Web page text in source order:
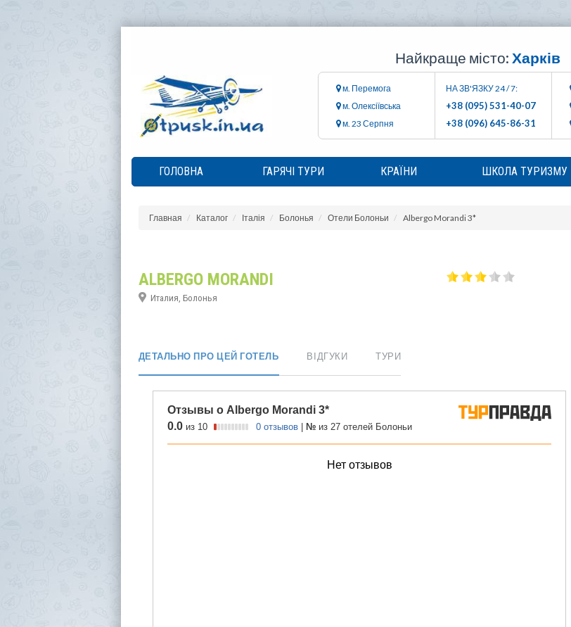
Найкраще місто: Харків
м. Перемога
м. Олексіївська
м. 23 Серпня
НА ЗВ'ЯЗКУ 24 / 7:
+38 (095) 531-40-07
+38 (096) 645-86-31
ГОЛОВНА ГАРЯЧІ ТУРИ КРАЇНИ ШКОЛА ТУРИЗМУ
Главная Каталог Італія Болонья Отели Болоньи Albergo Morandi 3*
ALBERGO MORANDI
Италия, Болонья
ДЕТАЛЬНО ПРО ЦЕЙ ГОТЕЛЬ ВІДГУКИ ТУРИ